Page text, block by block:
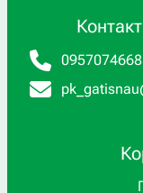
0957074668